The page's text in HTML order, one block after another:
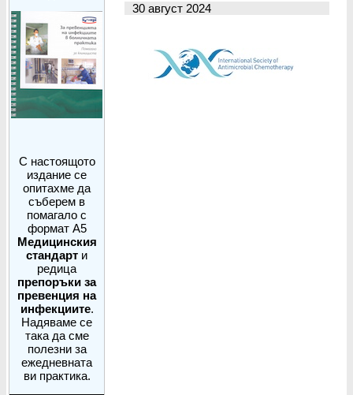
С настоящото
издание се
опитахме да
съберем в
помагало с
формат А5
Медицинския
стандарт и
редица
препоръки за
превенция на
инфекциите.
Надяваме се
така да сме
полезни за
ежедневната
ви практика.
30 август 2024